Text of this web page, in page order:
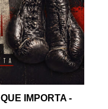
IMPORTA -